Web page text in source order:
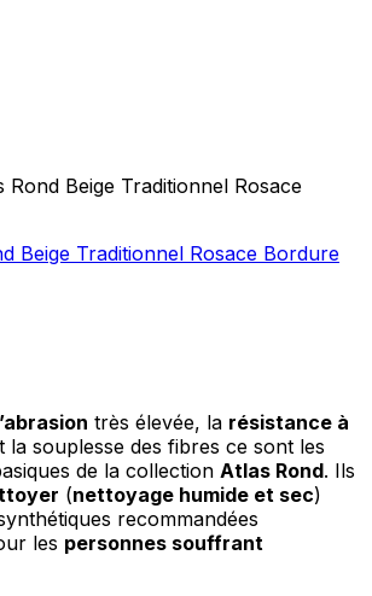
Rond Beige Traditionnel Rosace
très élevée, la résistance à
la souplesse des fibres ce sont les
de la collection Atlas Rond. Ils
(nettoyage humide et sec)
recommandées
les personnes souffrant
ou la région dans laquelle vous vous
aident les propriétaires de sites web à
les visiteurs interagissent avec les sites en
des informations de manière anonyme.
et les annonceurs tiers.
sont des cookies qui sont en processus de
avec les fournisseurs de cookies
Rejeter